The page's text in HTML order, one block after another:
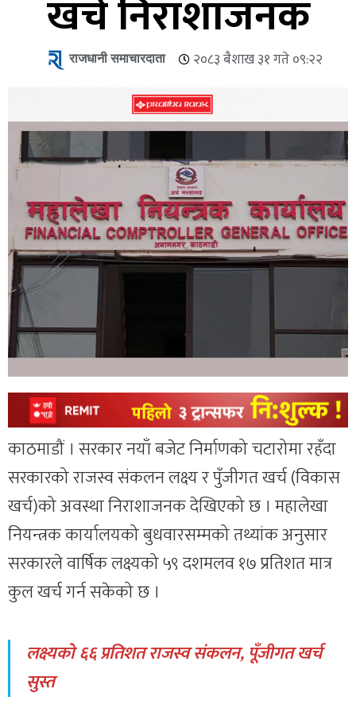
खर्च निराशाजनक
राजधानी समाचारदाता २०८३ बैशाख ३१ गते ०९:२२
काठमाडौं । सरकार नयाँ बजेट निर्माणको चटारोमा रहँदा
सरकारको राजस्व संकलन लक्ष्य र पुँजीगत खर्च (विकास
खर्च)को अवस्था निराशाजनक देखिएको छ । महालेखा
नियन्त्रक कार्यालयको बुधवारसम्मको तथ्यांक अनुसार
सरकारले वार्षिक लक्ष्यको ५९ दशमलव १७ प्रतिशत मात्र
कुल खर्च गर्न सकेको छ ।
लक्ष्यको ६६ प्रतिशत राजस्व संकलन, पूँजीगत खर्च
सुस्त